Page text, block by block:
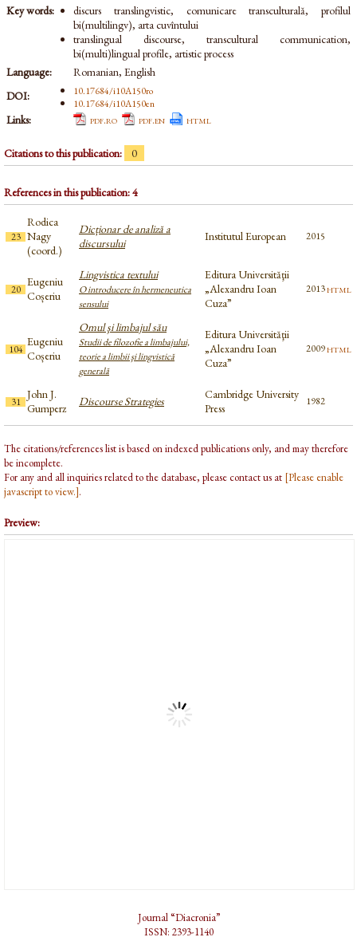
Key words:
discurs translingvistic, comunicare transculturală, profilul
bi(multilingv), arta cuvîntului
translingual discourse, transcultural communication,
bi(multi)lingual profile, artistic process
Language:
Romanian, English
DOI:
10.17684/i10A150ro
10.17684/i10A150en
Links: pdf.ro pdf.en html
Citations to this publication: 0
References in this publication: 4
23
Rodica
Nagy
(coord.)
Dicționar de analiză a
discursului
Institutul European 2015
20
Eugeniu
Coșeriu
Lingvistica textului
O introducere în hermeneutica
sensului
Editura Universităţii
„Alexandru Ioan
Cuza”
2013html
104
Eugeniu
Coșeriu
Omul şi limbajul său
Studii de filozofie a limbajului,
teorie a limbii şi lingvistică
generală
Editura Universităţii
„Alexandru Ioan
Cuza”
2009html
31
John J.
Gumperz
Discourse Strategies
Cambridge University
Press
1982
The citations/references list is based on indexed publications only, and may therefore
be incomplete.
For any and all inquiries related to the database, please contact us at [Please enable
javascript to view.].
Preview:
Journal “Diacronia”
ISSN: 2393-1140